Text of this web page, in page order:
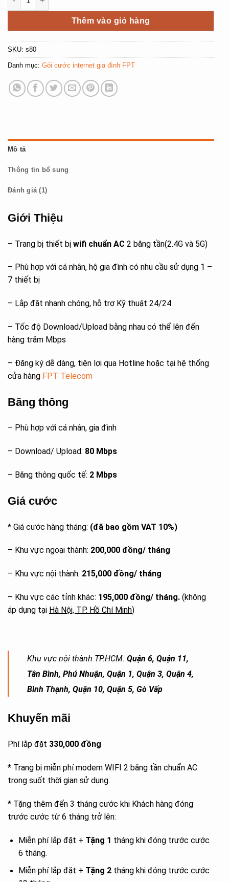
Thêm vào giỏ hàng
SKU: s80
Danh mục: Gói cước internet gia đình FPT
Mô tả
Thông tin bổ sung
Đánh giá (1)
Giới Thiệu
– Trang bị thiết bị wifi chuẩn AC 2 băng tần(2.4G và 5G)
– Phù hợp với cá nhân, hộ gia đình có nhu cầu sử dụng 1 –
7 thiết bị
– Lắp đặt nhanh chóng, hỗ trợ Kỹ thuật 24/24
– Tốc độ Download/Upload bằng nhau có thể lên đến
hàng trăm Mbps
– Đăng ký dễ dàng, tiện lợi qua Hotline hoặc tại hệ thống
cửa hàng FPT Telecom
Băng thông
– Phù hợp với cá nhân, gia đình
– Download/ Upload: 80 Mbps
– Băng thông quốc tế: 2 Mbps
Giá cước
* Giá cước hàng tháng: (đã bao gồm VAT 10%)
– Khu vực ngoại thành: 200,000 đồng/ tháng
– Khu vực nội thành: 215,000 đồng/ tháng
– Khu vực các tỉnh khác: 195,000 đồng/ tháng. (không
áp dụng tại Hà Nội, TP. Hồ Chí Minh)
Khu vực nội thành TP.HCM: Quận 6, Quận 11,
Tân Bình, Phú Nhuận, Quận 1, Quận 3, Quận 4,
Bình Thạnh, Quận 10, Quận 5, Gò Vấp
Khuyến mãi
Phí lắp đặt 330,000 đồng
* Trang bị miễn phí modem WIFI 2 băng tần chuẩn AC
trong suốt thời gian sử dụng.
* Tặng thêm đến 3 tháng cước khi Khách hàng đóng
trước cước từ 6 tháng trở lên:
Miễn phí lắp đặt + Tặng 1 tháng khi đóng trước cước
6 tháng.
Miễn phí lắp đặt + Tặng 2tháng khi đóng trước cước
ĐĂNG KÝ TƯ VẤN MIỄN PHÍ